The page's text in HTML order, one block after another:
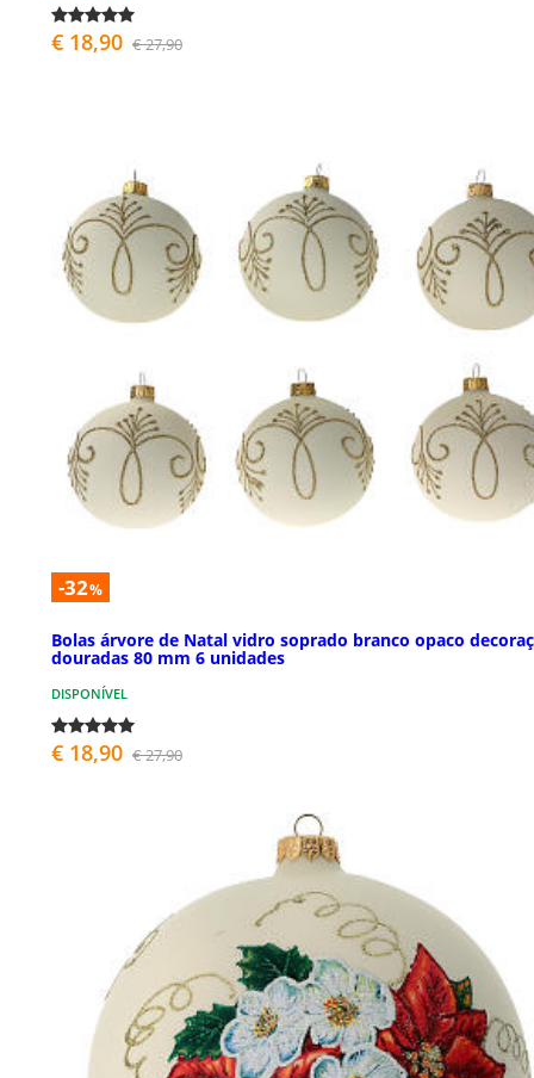
€ 18,90 € 27,90
-32%
Bolas árvore de Natal vidro soprado branco opaco
douradas 80 mm 6 unidades
DISPONÍVEL
€ 18,90 € 27,90